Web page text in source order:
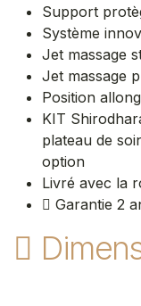
Support
Système
Jet massage
Jet massage
Position
KIT
plateau de
option
Livré avec la
Garantie 2